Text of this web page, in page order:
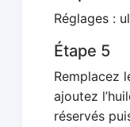
Réglages :
Étape 5
Remplacez
ajoutez
réservés